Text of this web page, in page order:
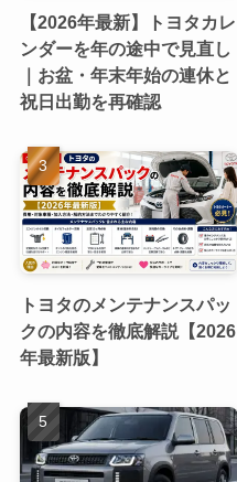
【2026年最新】トヨタカレ
ンダーを年の途中で見直し
｜お盆・年末年始の連休と
祝日出勤を再確認
トヨタのメンテナンスパッ
クの内容を徹底解説【2026
年最新版】